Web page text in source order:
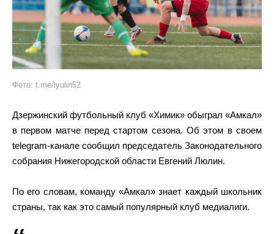
Фото: t.me/lyulin52
Дзержинский футбольный клуб «Химик» обыграл «Амкал»
в первом матче перед стартом сезона. Об этом в своем
telegram-канале сообщил председатель Законодательного
собрания Нижегородской области Евгений Люлин.
По его словам, команду «Амкал» знает каждый школьник
страны, так как это самый популярный клуб медиалиги.